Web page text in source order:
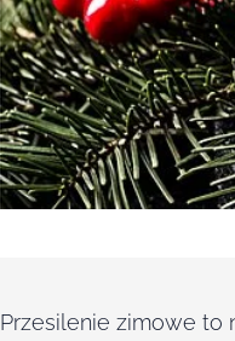
Przesilenie zimowe to